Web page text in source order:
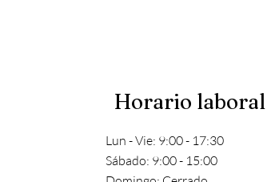
Horario laboral
Lun - Vie: 9:00 - 17:30
​​Sábado: 9:00 - 15:00